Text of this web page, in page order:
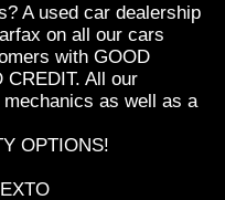
A used car dealership
on all our cars
with GOOD
CREDIT. All our
as well as a
OPTIONS!